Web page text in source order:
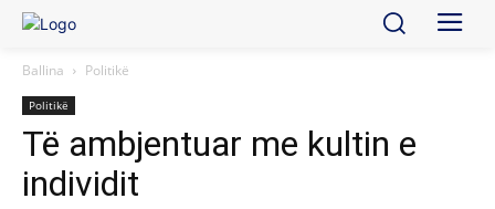
Ballina Politikë
Politikë
Të ambjentuar me kultin e
individit